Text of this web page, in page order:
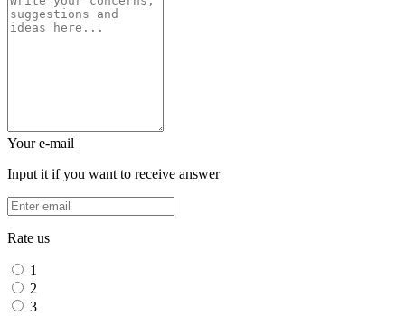
Your e-mail
Input it if you want to receive answer
Rate us
1
2
3